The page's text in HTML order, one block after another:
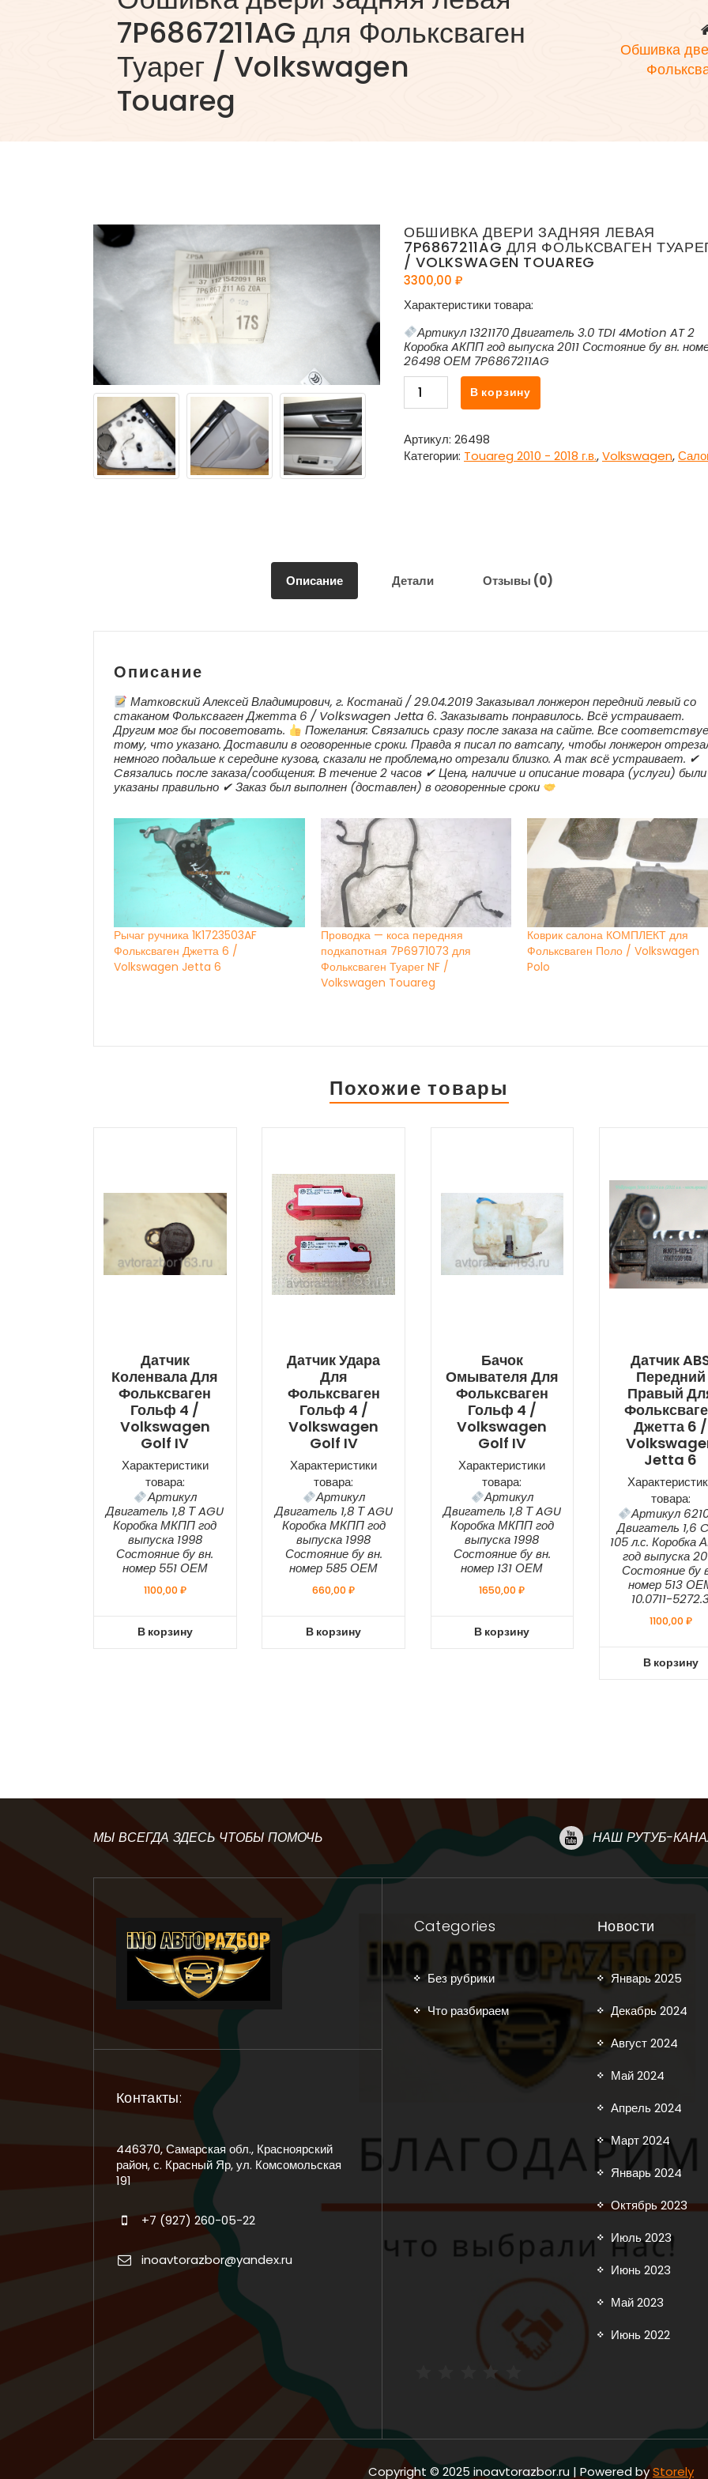
7P6867211AG для Фольксваген
Туарег / Volkswagen
Touareg
Обшивка
ОБШИВКА ДВЕРИ ЗАДНЯЯ ЛЕВАЯ
7P6867211AG ДЛЯ ФОЛЬКСВАГЕН
/ VOLKSWAGEN TOUAREG
3300,00 ₽
Характеристики товара:
Артикул 1321170 Двигатель 3.0 TDI 4Motion AT 2
Коробка AКПП год выпуска 2011 Состояние бу вн.
26498 ОЕМ 7P6867211AG
Количество
товара
двери
задняя
Touareg
В корзину
Артикул: 26498
Категории: Touareg 2010 - 2018 г.в.,Volkswagen,
Описание Детали Отзывы (0)
Описание
Матковский Алексей Владимирович, г. Костанай / 29.04.2019 Заказывал лонжерон передний левый со
стаканом Фольксваген Джетта 6 / Volkswagen Jetta 6. Заказывать понравилось. Всё устраивает.
Другим мог бы посоветовать.
Пожелания: Связались сразу после заказа на сайте. Все
тому, что указано. Доставили в оговоренные сроки. Правда я писал по ватсапу, чтобы лонжерон
немного подальше к середине кузова, сказали не проблема,но отрезали близко. А так всё устраивает. ✔
Cвязались после заказа/сообщения: В течение 2 часов ✔ Цена, наличие и описание товара (услуги) были
указаны правильно ✔ Заказ был выполнен (доставлен) в оговоренные сроки
Рычаг ручника 1K1723503AF
Фольксваген Джетта 6 /
Volkswagen Jetta 6
Проводка — коса передняя
подкапотная 7P6971073 для
Фольксваген Туарег NF /
Volkswagen Touareg
Коврик салона КОМПЛЕКТ для
Фольксваген Поло / Volkswagen
Polo
Похожие товары
Датчик
Коленвала Для
Фольксваген
Гольф 4 /
Volkswagen
Golf IV
Характеристики
товара:
Артикул
Двигатель 1,8 Т AGU
Коробка МКПП год
выпуска 1998
Состояние бу вн.
номер 551 ОЕМ
1100,00₽
В корзину
Датчик Удара
Для
Фольксваген
Гольф 4 /
Volkswagen
Golf IV
Характеристики
товара:
Артикул
Двигатель 1,8 Т AGU
Коробка МКПП год
выпуска 1998
Состояние бу вн.
номер 585 ОЕМ
660,00₽
В корзину
Бачок
Омывателя Для
Фольксваген
Гольф 4 /
Volkswagen
Golf IV
Характеристики
товара:
Артикул
Двигатель 1,8 Т AGU
Коробка МКПП год
выпуска 1998
Состояние бу вн.
номер 131 ОЕМ
1650,00₽
В корзину
Датчик
Передний
Правый
Джетта 6 /
Jetta 6
товара:
Артикул
Двигатель 1,6
105 л.с. Коробка
год выпуска
Состояние бу
номер 513
10.0711-
1100,00₽
В корзину
МЫ ВСЕГДА ЗДЕСЬ ЧТОБЫ ПОМОЧЬ НАШ РУТУБ-
Контакты:
446370, Самарская обл., Красноярский
район, с. Красный Яр, ул. Комсомольская
191
+7 (927) 260-05-22
inoavtorazbor@yandex.ru
Categories
Без рубрики
Что разбираем
Новости
Январь 2025
Декабрь 2024
Август 2024
Май 2024
Апрель 2024
Март 2024
Январь 2024
Октябрь 2023
Июль 2023
Июнь 2023
Май 2023
Июнь 2022
Рейтинг: 5 из 5.
Copyright © 2025 inoavtorazbor.ru | Powered byStorely